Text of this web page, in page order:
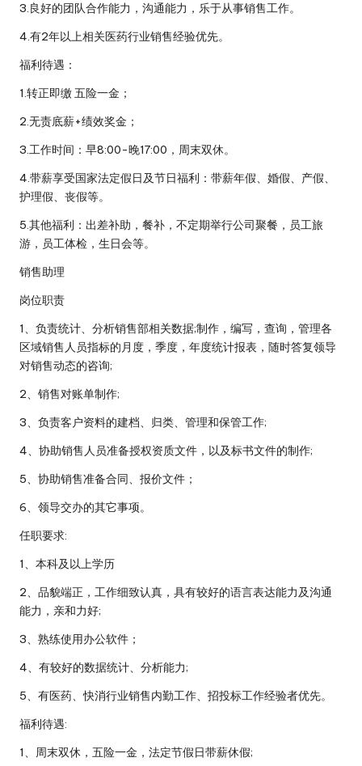
3.良好的团队合作能力，沟通能力，乐于从事销售工作。
4.有2年以上相关医药行业销售经验优先。
福利待遇：
1.转正即缴 五险一金；
2.无责底薪+绩效奖金；
3.工作时间：早8:00-晚17:00，周末双休。
4.带薪享受国家法定假日及节日福利：带薪年假、婚假、产假、
护理假、丧假等。
5.其他福利：出差补助，餐补，不定期举行公司聚餐，员工旅
游，员工体检，生日会等。
销售助理
岗位职责
1、负责统计、分析销售部相关数据;制作，编写，查询，管理各
区域销售人员指标的月度，季度，年度统计报表，随时答复领导
对销售动态的咨询;
2、销售对账单制作;
3、负责客户资料的建档、归类、管理和保管工作;
4、协助销售人员准备授权资质文件，以及标书文件的制作;
5、协助销售准备合同、报价文件；
6、领导交办的其它事项。
任职要求:
1、本科及以上学历
2、品貌端正，工作细致认真，具有较好的语言表达能力及沟通
能力，亲和力好;
3、熟练使用办公软件；
4、有较好的数据统计、分析能力;
5、有医药、快消行业销售内勤工作、招投标工作经验者优先。
福利待遇:
1、周末双休，五险一金，法定节假日带薪休假;